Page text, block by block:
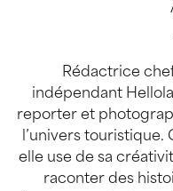
Rédactrice
indépendant
reporter et
l’univers touristique.
elle use de sa
raconter des